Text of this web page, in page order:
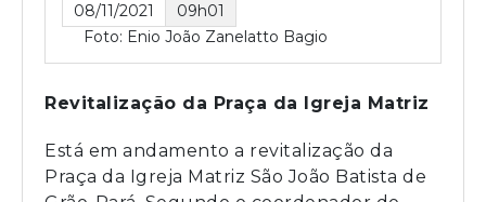
08/11/2021
09h01
Foto: Enio João Zanelatto Bagio
Revitalização da Praça da Igreja Matriz
Está em andamento a revitalização da
Praça da Igreja Matriz São João Batista de